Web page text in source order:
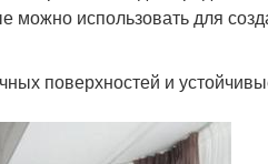
можно использовать для
поверхностей и